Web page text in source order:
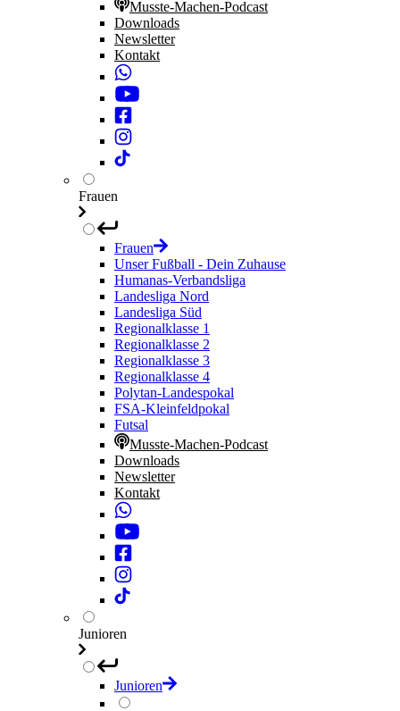
Musste-Machen-Podcast
Downloads
Newsletter
Kontakt
Frauen
Frauen
Unser Fußball - Dein Zuhause
Humanas-Verbandsliga
Landesliga Nord
Landesliga Süd
Regionalklasse 1
Regionalklasse 2
Regionalklasse 3
Regionalklasse 4
Polytan-Landespokal
FSA-Kleinfeldpokal
Futsal
Musste-Machen-Podcast
Downloads
Newsletter
Kontakt
Junioren
Junioren